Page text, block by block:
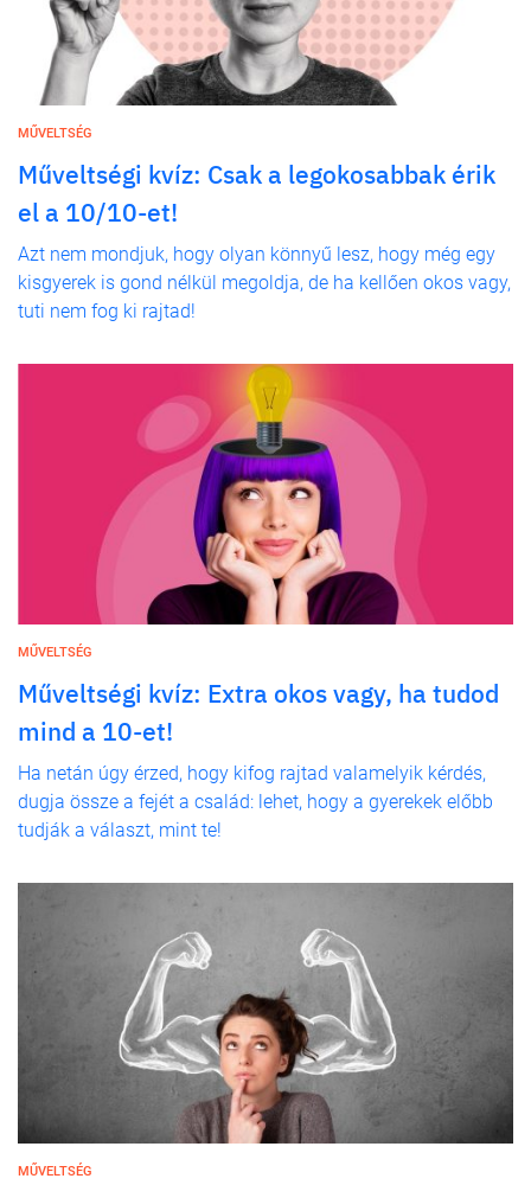
MŰVELTSÉG
Műveltségi kvíz: Csak a legokosabbak érik
el a 10/10-et!
Azt nem mondjuk, hogy olyan könnyű lesz, hogy még egy
kisgyerek is gond nélkül megoldja, de ha kellően okos vagy,
tuti nem fog ki rajtad!
MŰVELTSÉG
Műveltségi kvíz: Extra okos vagy, ha tudod
mind a 10-et!
Ha netán úgy érzed, hogy kifog rajtad valamelyik kérdés,
dugja össze a fejét a család: lehet, hogy a gyerekek előbb
tudják a választ, mint te!
MŰVELTSÉG